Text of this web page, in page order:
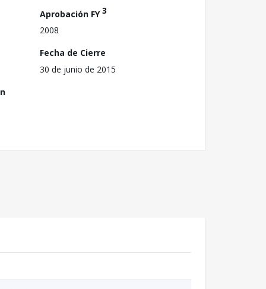
Aprobación FY3
2008
Fecha de Cierre
30 de junio de 2015